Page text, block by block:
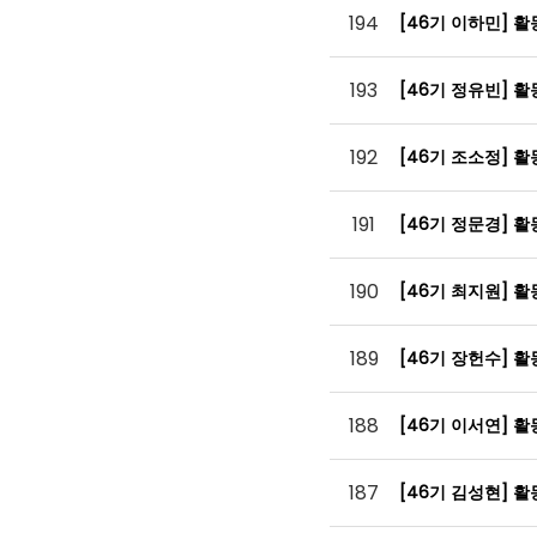
194 [46기 이하민] 활
193 [46기 정유빈] 활
192 [46기 조소정] 활
191 [46기 정문경] 활
190 [46기 최지원] 활
189 [46기 장헌수] 활
188 [46기 이서연] 활
187 [46기 김성현] 활